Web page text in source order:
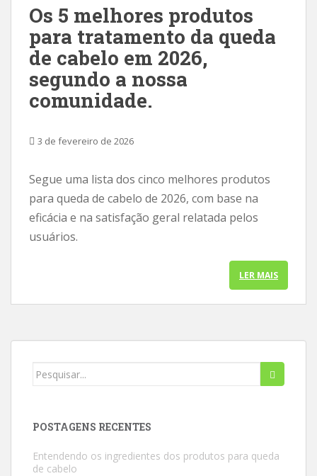
Os 5 melhores produtos
para tratamento da queda
de cabelo em 2026,
segundo a nossa
comunidade.
3 de fevereiro de 2026
Segue uma lista dos cinco melhores produtos
para queda de cabelo de 2026, com base na
eficácia e na satisfação geral relatada pelos
usuários.
LER MAIS
Procurar
POSTAGENS RECENTES
Entendendo os ingredientes dos produtos para queda
de cabelo